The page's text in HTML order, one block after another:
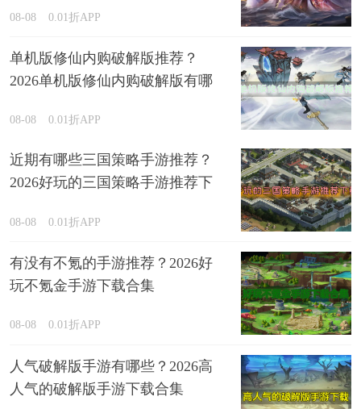
08-08 0.01折APP
单机版修仙内购破解版推荐？
2026单机版修仙内购破解版有哪
08-08 0.01折APP
近期有哪些三国策略手游推荐？
2026好玩的三国策略手游推荐下
08-08 0.01折APP
有没有不氪的手游推荐？2026好
玩不氪金手游下载合集
08-08 0.01折APP
人气破解版手游有哪些？2026高
人气的破解版手游下载合集